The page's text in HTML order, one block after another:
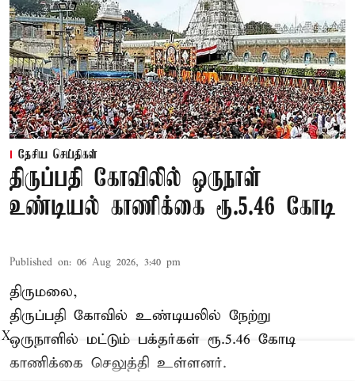
தேசிய செய்திகள்
திருப்பதி கோவிலில் ஒருநாள்
உண்டியல் காணிக்கை ரூ.5.46 கோடி
Published on: 06 Aug 2026, 3:40 pm
திருமலை,
திருப்பதி கோவில் உண்டியலில் நேற்று
ஒருநாளில் மட்டும் பக்தர்கள் ரூ.5.46 கோடி
காணிக்கை செலுத்தி உள்ளனர்.
X